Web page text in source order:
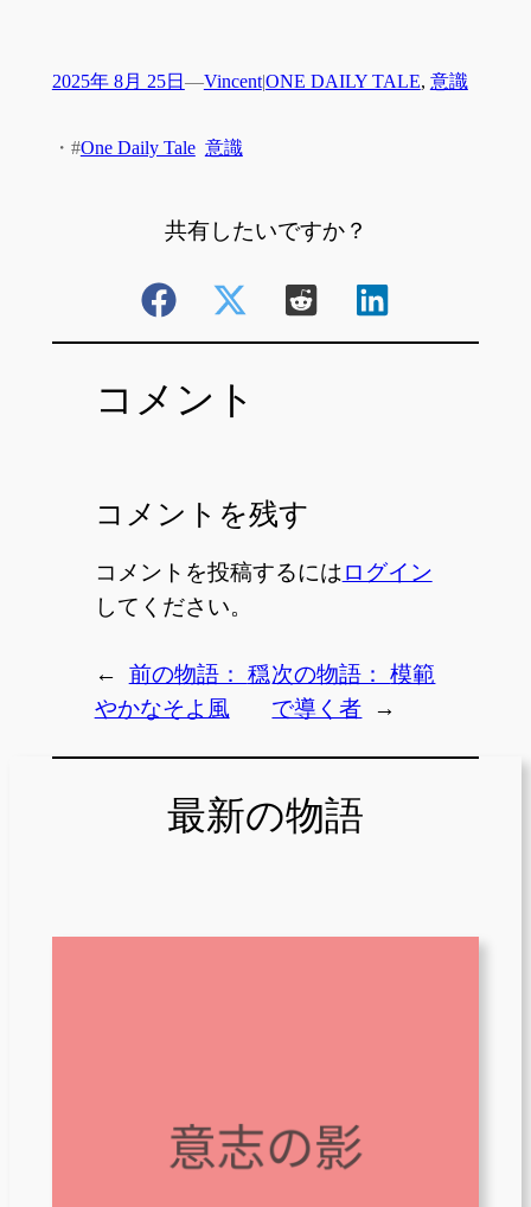
2025年 8月 25日 —Vincent|ONE DAILY TALE, 意識
・ #One Daily Tale 意識
共有したいですか？
コメント
コメントを残す
コメントを投稿するにはログイン
してください。
← 前の物語： 穏
やかなそよ風
次の物語：模範
で導く者
→
最新の物語